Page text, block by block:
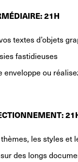
21H
textes d’objets
fastidieuses
enveloppe ou
les styles et
des longs